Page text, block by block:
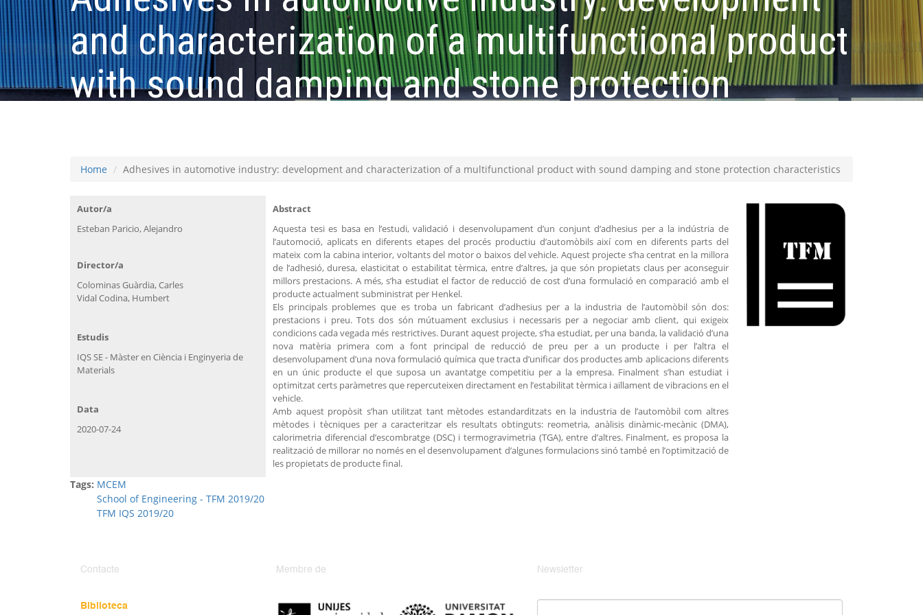
and characterization of a multifunctional product
with sound damping and stone protection
Home Adhesives in automotive industry: development and characterization of a multifunctional product with sound damping and stone protection characteristics
Autor/a
Esteban Paricio, Alejandro
Abstract
Aquesta tesi es basa en l’estudi, validació i desenvolupament d’un conjunt d’adhesius per a la indústria de
l’automoció, aplicats en diferents etapes del procés productiu d’automòbils així com en diferents parts del
mateix com la cabina interior, voltants del motor o baixos del vehicle. Aquest projecte s’ha centrat en la millora
de l’adhesió, duresa, elasticitat o estabilitat tèrmica, entre d’altres, ja que són propietats claus per aconseguir
millors prestacions. A més, s’ha estudiat el factor de reducció de cost d’una formulació en comparació amb el
producte actualment subministrat per Henkel.
Els principals problemes que es troba un fabricant d’adhesius per a la industria de l’automòbil són dos:
prestacions i preu. Tots dos són mútuament exclusius i necessaris per a negociar amb client, qui exigeix
condicions cada vegada més restrictives. Durant aquest projecte, s’ha estudiat, per una banda, la validació d’una
nova matèria primera com a font principal de reducció de preu per a un producte i per l’altra el
desenvolupament d’una nova formulació química que tracta d’unificar dos productes amb aplicacions diferents
en un únic producte el que suposa un avantatge competitiu per a la empresa. Finalment s’han estudiat i
optimitzat certs paràmetres que repercuteixen directament en l’estabilitat tèrmica i aïllament de vibracions en el
vehicle.
Amb aquest propòsit s’han utilitzat tant mètodes estandarditzats en la industria de l’automòbil com altres
mètodes i tècniques per a caracteritzar els resultats obtinguts: reometria, anàlisis dinàmic-mecànic (DMA),
calorimetria diferencial d’escombratge (DSC) i termogravimetria (TGA), entre d’altres. Finalment, es proposa la
realització de millorar no només en el desenvolupament d’algunes formulacions sinó també en l’optimització de
les propietats de producte final.
Director/a
Colominas Guàrdia, Carles
Vidal Codina, Humbert
Estudis
IQS SE - Màster en Ciència i Enginyeria de
Materials
Data
2020-07-24
Tags: MCEM
School of Engineering - TFM 2019/20
TFM IQS 2019/20
Contacte
Biblioteca
Membre de Newsletter